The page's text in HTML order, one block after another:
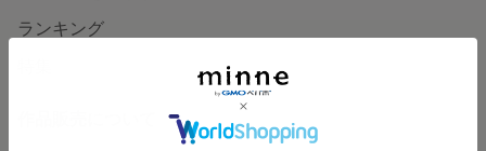
ランキング